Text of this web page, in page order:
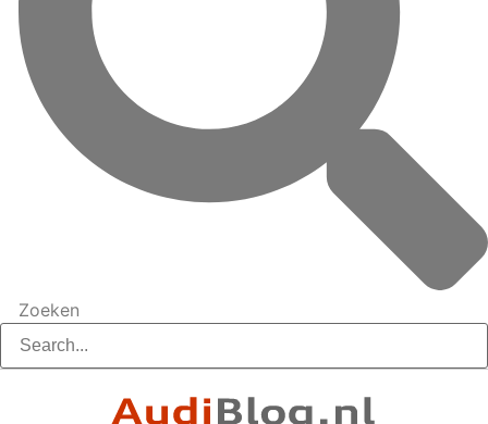
Zoeken